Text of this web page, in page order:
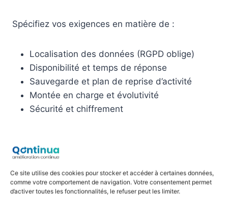
Ce site utilise des cookies pour stocker et accéder à certaines données,
comme votre comportement de navigation. Votre consentement permet
d’activer toutes les fonctionnalités, le refuser peut les limiter.
Spécifiez vos exigences en matière de :
Localisation des données (RGPD oblige)
Disponibilité et temps de réponse
Sauvegarde et plan de reprise d’activité
Montée en charge et évolutivité
Sécurité et chiffrement
Intégrations et interopérabilité
devra probablement échanger des données avec
votre ERP, votre SIRH ou d’autres applications